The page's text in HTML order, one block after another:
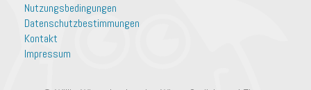
Nutzungsbedingungen
Datenschutzbestimmungen
Kontakt
Impressum